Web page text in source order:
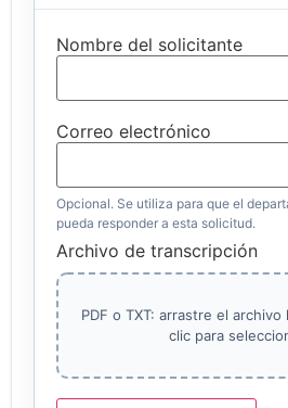
Nombre del solicitante
Correo electrónico
Opcional. Se utiliza para que el
pueda responder a esta solicitud.
Archivo de transcripción
PDF o TXT: arrastre el
clic para